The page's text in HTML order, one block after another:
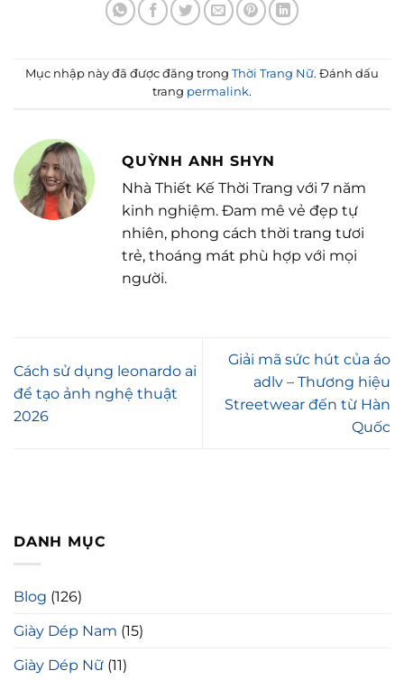
DANH MỤC
Blog (126)
Giày Dép Nam (15)
Giày Dép Nữ (11)
Mục nhập này đã được đăng trong Thời Trang Nữ. Đánh dấu
trang permalink.
QUỲNH ANH SHYN
Nhà Thiết Kế Thời Trang với 7 năm
kinh nghiệm. Đam mê vẻ đẹp tự
nhiên, phong cách thời trang tươi
trẻ, thoáng mát phù hợp với mọi
người.
Cách sử dụng leonardo ai
để tạo ảnh nghệ thuật
2026
Giải mã sức hút của áo
adlv – Thương hiệu
Streetwear đến từ Hàn
Quốc